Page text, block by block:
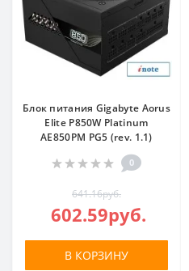
Блок питания Gigabyte Aorus
Elite P850W Platinum
AE850PM PG5 (rev. 1.1)
0
641.16руб.
602.59руб.
В КОРЗИНУ